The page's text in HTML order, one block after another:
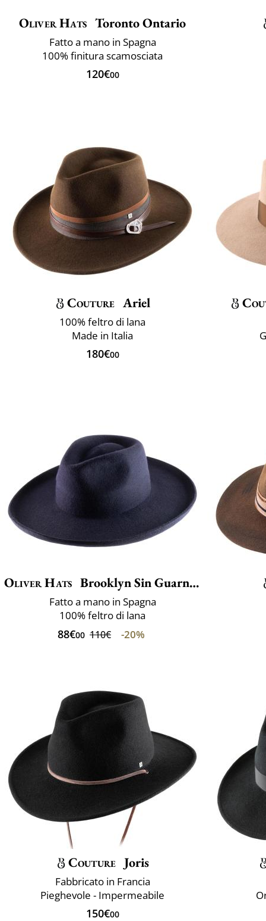
Oliver Hats Toronto Ontario
Fatto a mano in Spagna
100% finitura scamosciata
120€00
Couture Ariel
100% feltro di lana
Made in Italia
180€00
Oliver Hats Brooklyn Sin Guarnicion
Fatto a mano in Spagna
100% feltro di lana
88€00 110€ -20%
Couture Joris
Fabbricato in Francia
Pieghevole - Impermeabile
150€00